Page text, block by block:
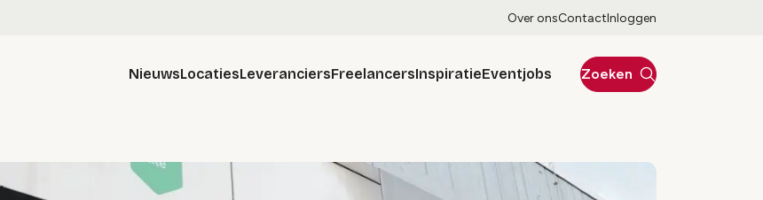
Over onsContactInloggen
NieuwsLocatiesLeveranciersFreelancersInspiratieEventjobs Zoeken